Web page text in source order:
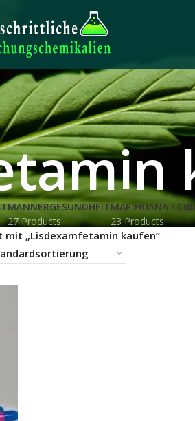
MÄNNERGESUNDHEIT
27 Products
MARIHUANA /
23 Products
„Lisdexamfetamin kaufen“